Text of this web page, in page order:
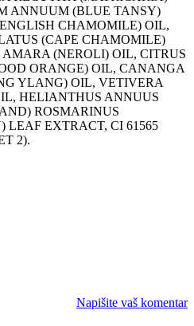
ANNUUM (BLUE TANSY)
CHAMOMILE) OIL,
(CAPE CHAMOMILE)
(NEROLI) OIL, CITRUS
ORANGE) OIL, CANANGA
YLANG) OIL, VETIVERA
HELIANTHUS ANNUUS
ROSMARINUS
LEAF EXTRACT, CI 61565
2).
Napišite vaš komentar